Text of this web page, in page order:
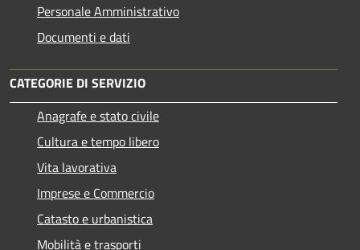
Personale Amministrativo
Documenti e dati
CATEGORIE DI SERVIZIO
Anagrafe e stato civile
Cultura e tempo libero
Vita lavorativa
Imprese e Commercio
Catasto e urbanistica
Mobilità e trasporti